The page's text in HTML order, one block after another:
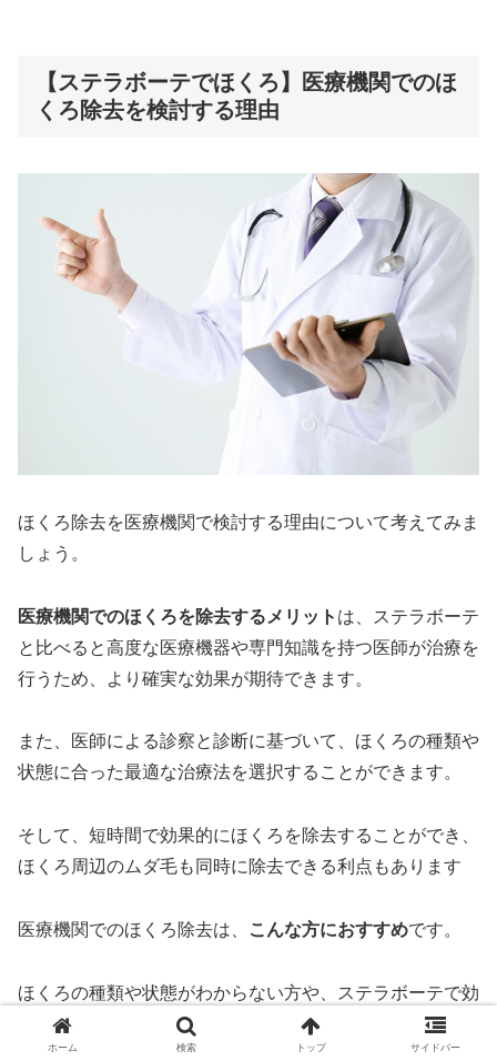
【ステラボーテでほくろ】医療機関でのほ
くろ除去を検討する理由
ほくろ除去を医療機関で検討する理由について考えてみま
しょう。
医療機関でのほくろを除去するメリット は、ステラボーテ
と比べると高度な医療機器や専門知識を持つ医師が治療を
行うため、より確実な効果が期待できます。
また、医師による診察と診断に基づいて、ほくろの種類や
状態に合った最適な治療法を選択することができます。
そして、短時間で効果的にほくろを除去することができ、
ほくろ周辺のムダ毛も同時に除去できる利点もあります
医療機関でのほくろ除去は、 こんな方におすすめです。
ほくろの種類や状態がわからない方や、ステラボーテで効
果を実感できなかった方、より確実な効果を求めている
方、ほくろ周辺のムダ毛も除去したい方にぴったりです。
ホーム 検索 トップ サイドバー